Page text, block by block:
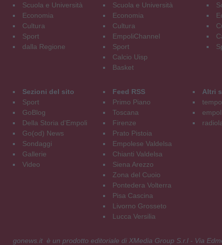
Scuola e Università
Economia
Cultura
Sport
dalla Regione
Scuola e Università
Economia
Cultura
EmpoliChannel
Sport
Calcio Uisp
Basket
Sezioni del sito
Sport
GoBlog
Della Storia d'Empoli
Go(od) News
Sondaggi
Gallerie
Video
Feed RSS
Primo Piano
Toscana
Firenze
Prato Pistoia
Empolese Valdelsa
Chianti Valdelsa
Siena Arezzo
Zona del Cuoio
Pontedera Volterra
Pisa Cascina
Livorno Grosseto
Lucca Versilia
Altri
gonews.it è un prodotto editoriale di XMedia Group S.r.l - Via